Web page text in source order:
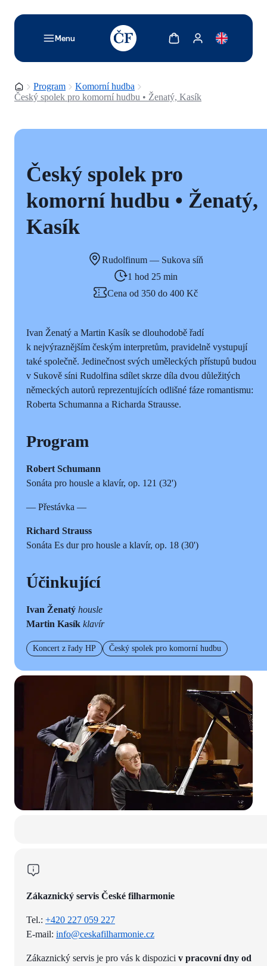
Menu
TODO: Add description for reader
Zobrazit košíkZobrazit můj účet
Domovská stránka
Program
Komorní hudba
Český spolek pro komorní hudbu • Ženatý, Kasík
Český spolek pro
komorní hudbu • Ženatý,
Kasík
Rudolfinum — Sukova síň
1 hod 25 min
Cena od 350 do 400 Kč
Ivan Ženatý a Martin Kasík se dlouhodobě řadí
k nejvýraznějším českým interpretům, pravidelně vystupují
také společně. Jedinečnost svých uměleckých přístupů budou
v Sukově síni Rudolfina sdílet skrze díla dvou důležitých
německých autorů reprezentujících odlišné fáze romantismu:
Roberta Schumanna a Richarda Strausse.
Program
Robert Schumann
Sonáta pro housle a klavír, op. 121 (32')
— Přestávka —
Richard Strauss
Sonáta Es dur pro housle a klavír, op. 18 (30')
Účinkující
Ivan Ženatý housle
Martin Kasík klavír
Koncert z řady HP Český spolek pro komorní hudbu
Zákaznický servis České filharmonie
Tel.: +420 227 059 227
E-mail: info@ceskafilharmonie.cz
Zákaznický servis je pro vás k dispozici v pracovní dny od